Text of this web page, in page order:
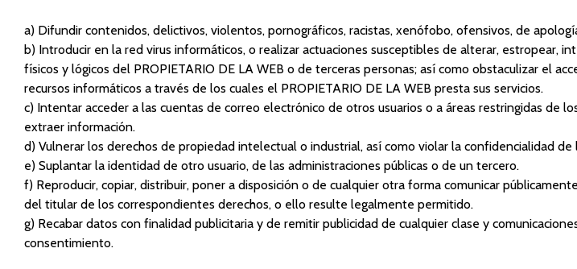
a) Difundir contenidos, delictivos, violentos, pornográficos, racistas, xenófobo, ofensivos, de
b) Introducir en la red virus informáticos, o realizar actuaciones susceptibles de alterar, estropear,
físicos y lógicos del PROPIETARIO DE LA WEB o de terceras personas; así como obstaculizar el
recursos informáticos a través de los cuales el PROPIETARIO DE LA WEB presta sus servicios.
c) Intentar acceder a las cuentas de correo electrónico de otros usuarios o a áreas restringidas de
extraer información.
d) Vulnerar los derechos de propiedad intelectual o industrial, así como violar la confidencialidad
e) Suplantar la identidad de otro usuario, de las administraciones públicas o de un tercero.
f) Reproducir, copiar, distribuir, poner a disposición o de cualquier otra forma comunicar
del titular de los correspondientes derechos, o ello resulte legalmente permitido.
g) Recabar datos con finalidad publicitaria y de remitir publicidad de cualquier clase y
consentimiento.